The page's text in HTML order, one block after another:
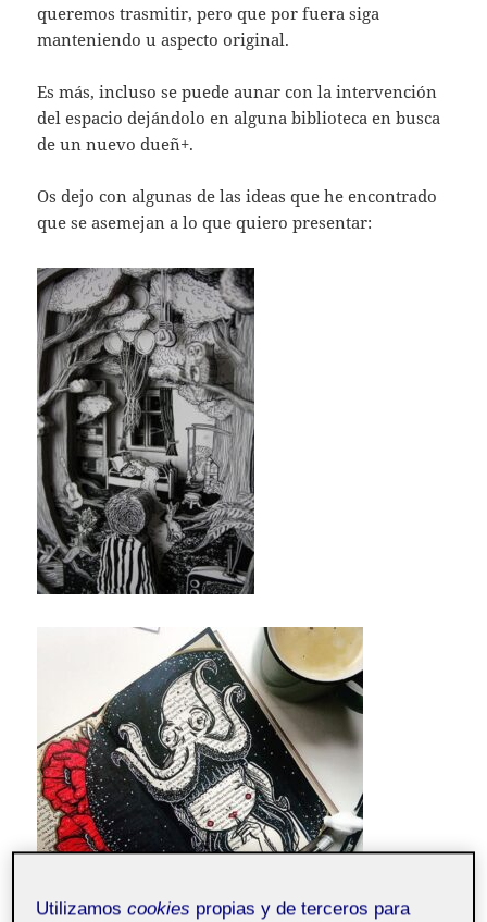
queremos trasmitir, pero que por fuera siga
manteniendo u aspecto original.
Es más, incluso se puede aunar con la intervención
del espacio dejándolo en alguna biblioteca en busca
de un nuevo dueñ+.
Os dejo con algunas de las ideas que he encontrado
que se asemejan a lo que quiero presentar:
Utilizamoscookies propias y de terceros para